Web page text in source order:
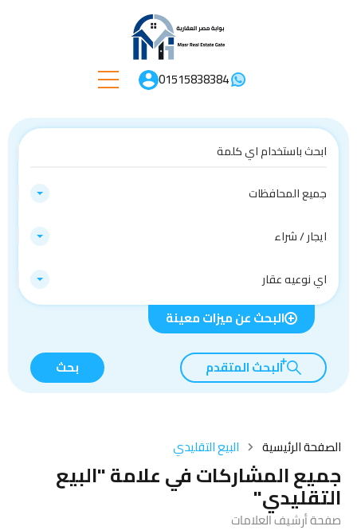
01515838384
جميع المحافظات
ايجار / شراء
اي نوعيه عقار
البحث عن ميزات معينة
البحث المتقدم بحث
الصفحة الرئيسية البيع التقليدي
جميع المشاركات في علامة "البيع
التقليدي"
صفحة أرشيف العلامات